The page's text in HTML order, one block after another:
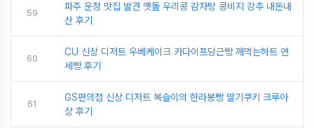
59
파주 운정 맛집 발견 맷돌 우리콩 감자탕 콩비지 강추 내돈내
산 후기
60
CU 신상 디저트 우베케이크 카다이프당근빵 깨먹는하트 연
세빵 후기
61
GS편의점 신상 디저트 복슬이의 한라봉빵 딸기쿠키 크루아
상 후기